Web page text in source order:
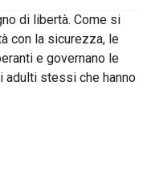
di libertà. Come si
con la sicurezza, le
e governano le
adulti stessi che hanno